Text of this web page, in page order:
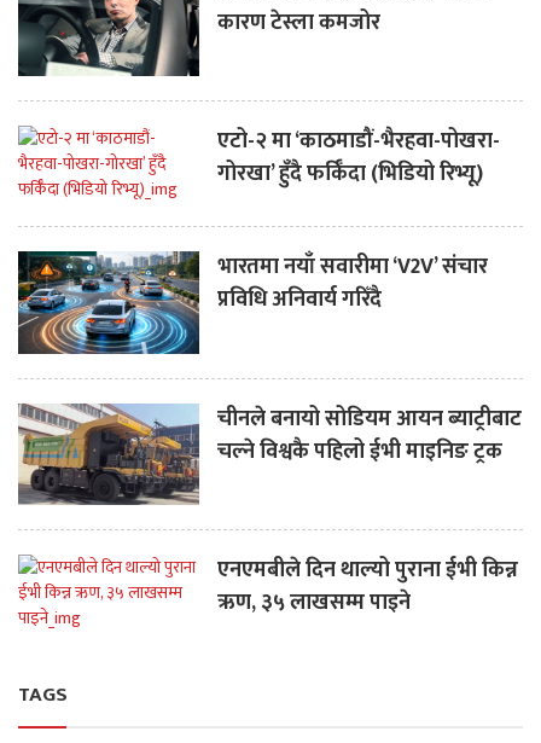
कारण टेस्ला कमजोर
एटो-२ मा ‘काठमाडौं-भैरहवा-पोखरा-
गोरखा’ हुँदै फर्किँदा (भिडियो रिभ्यू)
भारतमा नयाँ सवारीमा ‘V2V’ संचार
प्रविधि अनिवार्य गरिँदै
चीनले बनायो सोडियम आयन ब्याट्रीबाट
चल्ने विश्वकै पहिलो ईभी माइनिङ ट्रक
एनएमबीले दिन थाल्यो पुराना ईभी किन्न
ऋण, ३५ लाखसम्म पाइने
TAGS